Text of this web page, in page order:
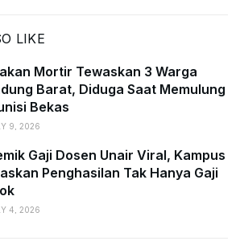
LIKE
Mortir Tewaskan 3 Warga
Barat, Diduga Saat Memulung
Bekas
9, 2026
Gaji Dosen Unair Viral, Kampus
Penghasilan Tak Hanya Gaji
4, 2026